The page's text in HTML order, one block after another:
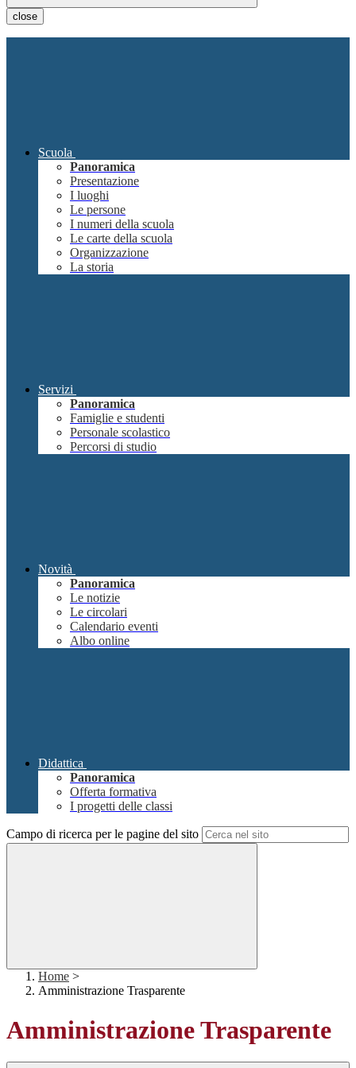
close
Scuola
Panoramica
Presentazione
I luoghi
Le persone
I numeri della scuola
Le carte della scuola
Organizzazione
La storia
Servizi
Panoramica
Famiglie e studenti
Personale scolastico
Percorsi di studio
Novità
Panoramica
Le notizie
Le circolari
Calendario eventi
Albo online
Didattica
Panoramica
Offerta formativa
I progetti delle classi
Campo di ricerca per le pagine del sito
Home >
Amministrazione Trasparente
Amministrazione Trasparente